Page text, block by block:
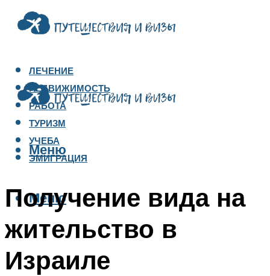
ЛЕЧЕНИЕ
НЕДВИЖИМОСТЬ
РАБОТА
ТУРИЗМ
УЧЕБА
ЭМИГРАЦИЯ
Меню
Меню
Получение вида на
жительство в
Израиле